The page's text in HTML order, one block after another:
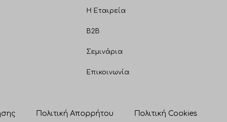
Η Εταιρεία
B2B
Σεμινάρια
Επικοινωνία
Πολιτική Απορρήτου Πολιτική Cookies